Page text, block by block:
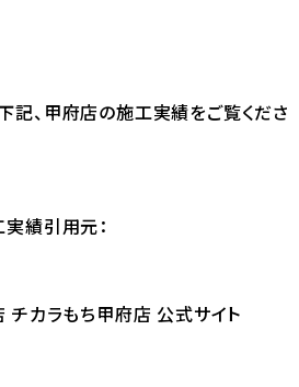
記、甲府店の施工実績をご覧くださ
績引用元：
チカラもち甲府店 公式サイト